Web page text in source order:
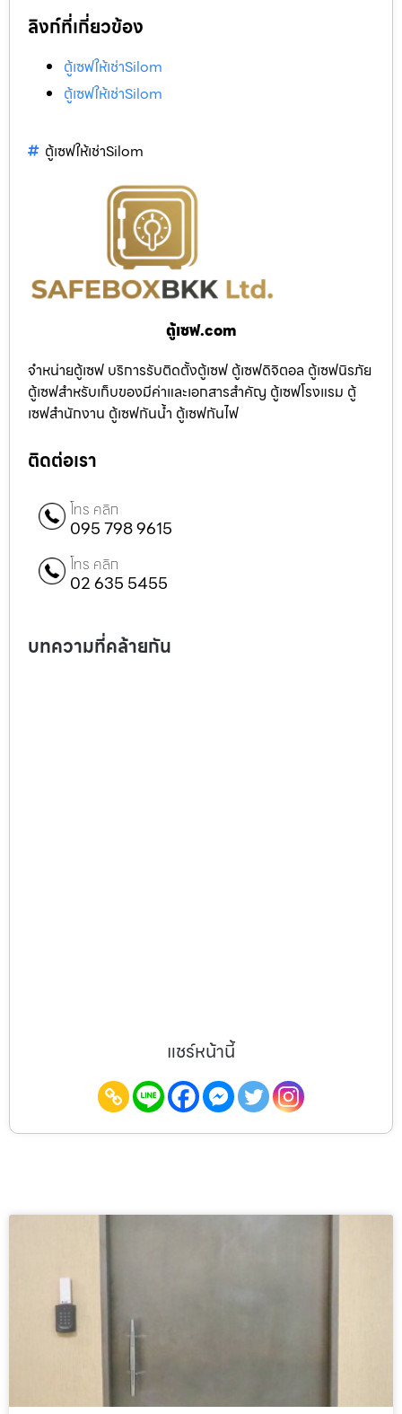
ลิงก์ที่เกี่ยวข้อง
ตู้เซฟให้เช่าSilom
ตู้เซฟให้เช่าSilom
ตู้เซฟให้เช่าSilom
ตู้เซฟ.com
จำหน่ายตู้เซฟ บริการรับติดตั้งตู้เซฟ ตู้เซฟดิจิตอล ตู้เซฟนิรภัย
ตู้เซฟสำหรับเก็บของมีค่าและเอกสารสำคัญ ตู้เซฟโรงแรม ตู้
เซฟสำนักงาน ตู้เซฟกันน้ำ ตู้เซฟกันไฟ
ติดต่อเรา
โทร คลิก
095 798 9615
โทร คลิก
02 635 5455
บทความที่คล้ายกัน
แชร์หน้านี้